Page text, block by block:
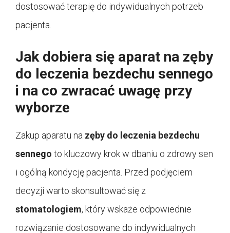
dostosować terapię do indywidualnych potrzeb
pacjenta.
Jak dobiera się aparat na zęby
do leczenia bezdechu sennego
i na co zwracać uwagę przy
wyborze
Zakup aparatu na zęby do leczenia bezdechu
sennego to kluczowy krok w dbaniu o zdrowy sen
i ogólną kondycję pacjenta. Przed podjęciem
decyzji warto skonsultować się z
stomatologiem, który wskaże odpowiednie
rozwiązanie dostosowane do indywidualnych